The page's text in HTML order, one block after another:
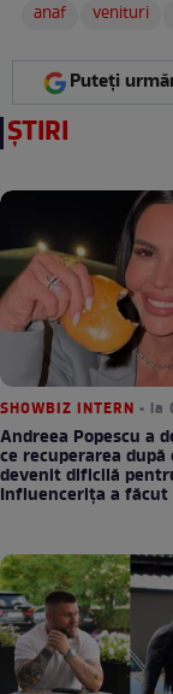
anaf
venituri
Puteți
ȘTIRI
SHOWBIZ INTERN • la
Andreea Popescu a
ce recuperarea după
devenit dificilă
Influencerița a